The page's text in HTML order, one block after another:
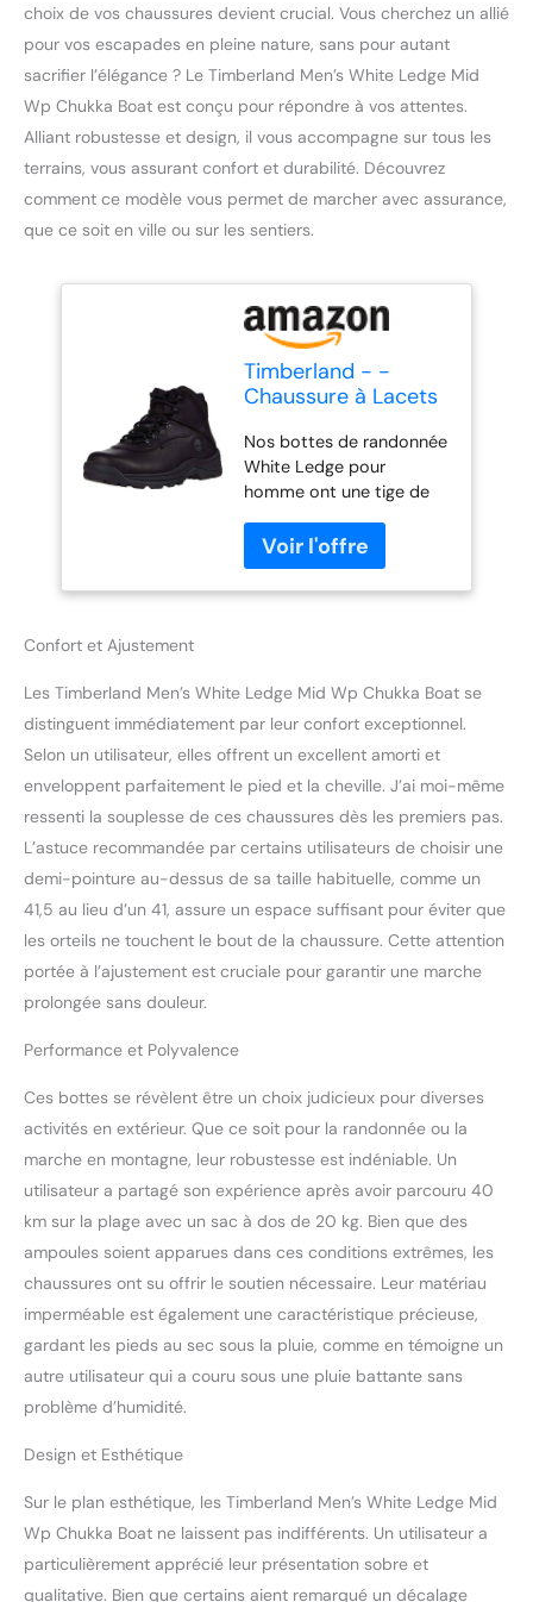
choix de vos chaussures devient crucial. Vous cherchez un allié
pour vos escapades en pleine nature, sans pour autant
sacrifier l’élégance ? Le Timberland Men’s White Ledge Mid
Wp Chukka Boat est conçu pour répondre à vos attentes.
Alliant robustesse et design, il vous accompagne sur tous les
terrains, vous assurant confort et durabilité. Découvrez
comment ce modèle vous permet de marcher avec assurance,
que ce soit en ville ou sur les sentiers.
Timberland - -
Chaussure à Lacets
pour Hommes, 43
EU, Black
Nos bottes de randonnée
White Ledge pour
homme ont une tige de
pleine fleur, imperméable
à l'eau, des coutures
scellées et un matériel
sûr. Ne cherchez pas plus
loin pour la performance
Notre sélection de bottes
de randonnée pour
homme, bottes de
randonnée imperméables,
chaussures de loisirs est
conçue pour s'adapter à
vos ensembles de plein
air. TIMBERLAND Que
de randonnée, bottes de
chaussures de loisirs et
plus encore, choisissez
Timberland. Ce dont vous
avez besoin en plein air :
Timberland a
avez besoin pour toutes
vos aventures en plein air,
y compris des vestes et
des manteaux pour les
activités de plein air, des
limitée de Timberland Les
conditions complètes, les
restrictions et les
instructions pour faire
une réclamation de
Confort et Ajustement
Les Timberland Men’s White Ledge Mid Wp Chukka Boat se
distinguent immédiatement par leur confort exceptionnel.
Selon un utilisateur, elles offrent un excellent amorti et
enveloppent parfaitement le pied et la cheville. J’ai moi-même
ressenti la souplesse de ces chaussures dès les premiers pas.
L’astuce recommandée par certains utilisateurs de choisir une
demi-pointure au-dessus de sa taille habituelle, comme un
41,5 au lieu d’un 41, assure un espace suffisant pour éviter que
les orteils ne touchent le bout de la chaussure. Cette attention
portée à l’ajustement est cruciale pour garantir une marche
prolongée sans douleur.
Performance et Polyvalence
Ces bottes se révèlent être un choix judicieux pour diverses
activités en extérieur. Que ce soit pour la randonnée ou la
marche en montagne, leur robustesse est indéniable. Un
utilisateur a partagé son expérience après avoir parcouru 40
km sur la plage avec un sac à dos de 20 kg. Bien que des
ampoules soient apparues dans ces conditions extrêmes, les
chaussures ont su offrir le soutien nécessaire. Leur matériau
imperméable est également une caractéristique précieuse,
gardant les pieds au sec sous la pluie, comme en témoigne un
autre utilisateur qui a couru sous une pluie battante sans
problème d’humidité.
Design et Esthétique
Sur le plan esthétique, les Timberland Men’s White Ledge Mid
Wp Chukka Boat ne laissent pas indifférents. Un utilisateur a
particulièrement apprécié leur présentation sobre et
qualitative. Bien que certains aient remarqué un décalage